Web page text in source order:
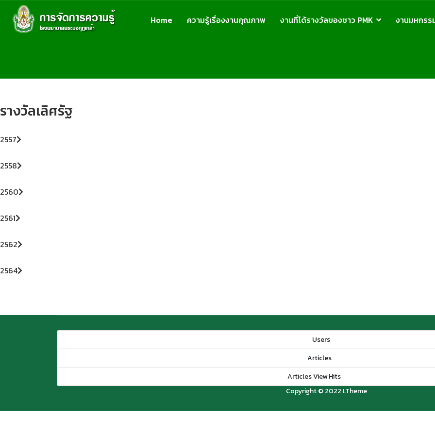
Home ความรู้เรื่องงานคุณภาพ งานที่ได้รางวัลของชาว PMK งานมหกร
รางวัลเลิศรัฐ
2557
2558
2560
2561
2562
2564
Users
Articles
Articles View Hits
Copyright © 2022 LTheme